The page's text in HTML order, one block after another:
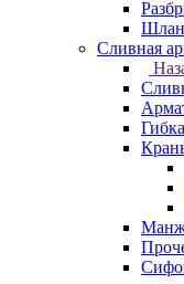
Сливная